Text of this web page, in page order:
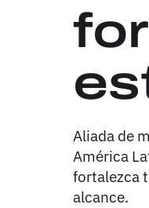
Aliada de
América
fortalezca
alcance.